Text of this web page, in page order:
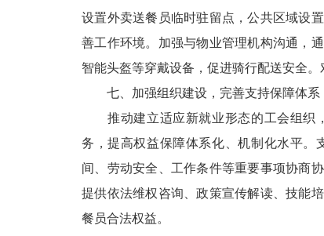
设置外卖送餐员临时驻留点，公共区域设
善工作环境。加强与物业管理机构沟通，
智能头盔等穿戴设备，促进骑行配送安全
七、加强组织建设，完善支持保障体系
推动建立适应新就业形态的工会组织
务，提高权益保障体系化、机制化水平。
间、劳动安全、工作条件等重要事项协商
提供依法维权咨询、政策宣传解读、技能
餐员合法权益。